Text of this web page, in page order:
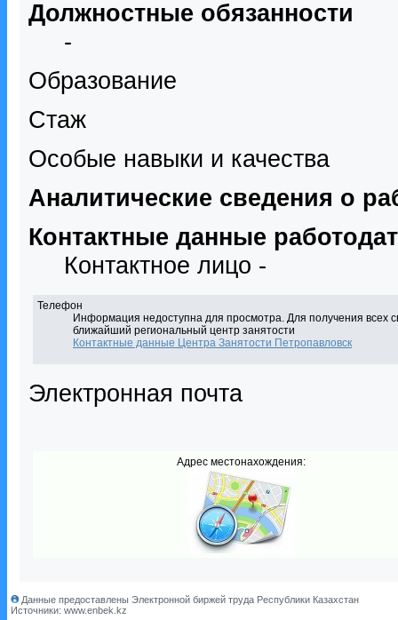
Должностные обязанности
-
Образование
Стаж
Особые навыки и качества
Аналитические сведения о
Контактные данные
Контактное лицо -
Телефон
Информация недоступна для просмотра. Для получения всех
ближайший региональный центр занятости
Контактные данные Центра Занятости Петропавловск
Электронная почта
Адрес местонахождения:
Данные предоставлены Электронной биржей труда Республики Казахстан
Источники: www.enbek.kz